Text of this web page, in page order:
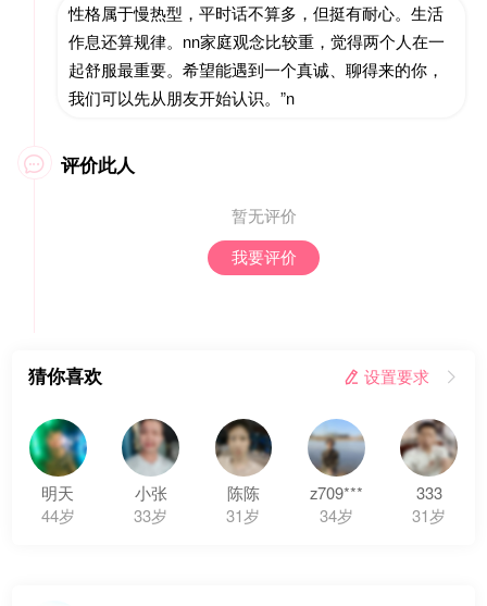
性格属于慢热型，平时话不算多，但挺有耐心。生活
作息还算规律。nn家庭观念比较重，觉得两个人在一
起舒服最重要。希望能遇到一个真诚、聊得来的你，
我们可以先从朋友开始认识。”n
 评价此人
暂无评价
我要评价
猜你喜欢  设置要求 
明天
44岁
小张
33岁
陈陈
31岁
z709***
34岁
333
31岁